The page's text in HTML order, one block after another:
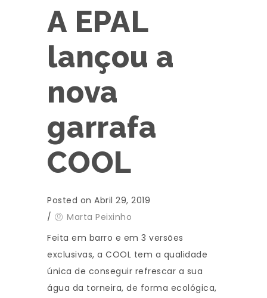
A EPAL
lançou a
nova
garrafa
COOL
Posted on Abril 29, 2019
/
Marta Peixinho
Feita em barro e em 3 versões
exclusivas, a COOL tem a qualidade
única de conseguir refrescar a sua
água da torneira, de forma ecológica,